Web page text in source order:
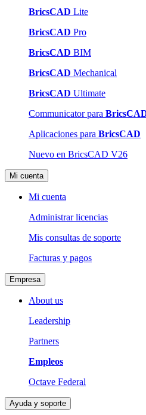
BricsCAD Lite
BricsCAD Pro
BricsCAD BIM
BricsCAD Mechanical
BricsCAD Ultimate
Communicator para
Aplicaciones para BricsCAD
Nuevo en BricsCAD V26
Mi cuenta
Mi cuenta
Administrar licencias
Mis consultas de soporte
Facturas y pagos
Empresa
About us
Leadership
Partners
Empleos
Octave Federal
Ayuda y soporte